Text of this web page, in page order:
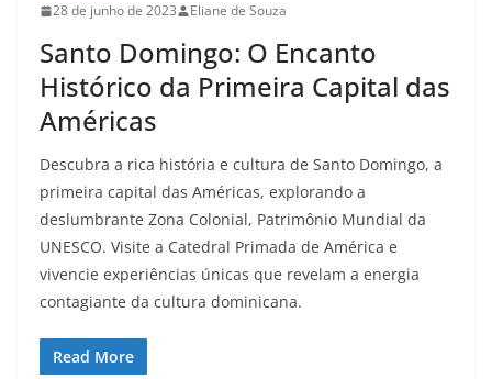
28 de junho de 2023 Eliane de Souza
Santo Domingo: O Encanto
Histórico da Primeira Capital das
Américas
Descubra a rica história e cultura de Santo Domingo, a
primeira capital das Américas, explorando a
deslumbrante Zona Colonial, Patrimônio Mundial da
UNESCO. Visite a Catedral Primada de América e
vivencie experiências únicas que revelam a energia
contagiante da cultura dominicana.
Read More